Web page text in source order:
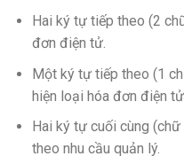
Hai ký tự tiếp theo (2
đơn điện tử.
Một ký tự tiếp theo (1
hiện loại hóa đơn điện
Hai ký tự cuối cùng
theo nhu cầu quản lý.